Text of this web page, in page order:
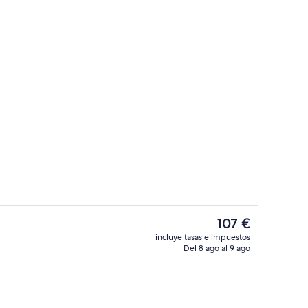
El
precio
actual
107 €
incluye tasas e impuestos
Del 8 ago al 9 ago